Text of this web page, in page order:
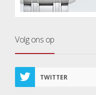
Volg ons op
TWITTER